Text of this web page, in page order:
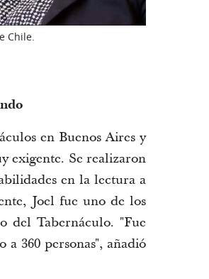
Chile.
en Buenos Aires y
exigente. Se realizaron
en la lectura a
Joel fue uno de los
del Tabernáculo. "Fue
360 personas", añadió